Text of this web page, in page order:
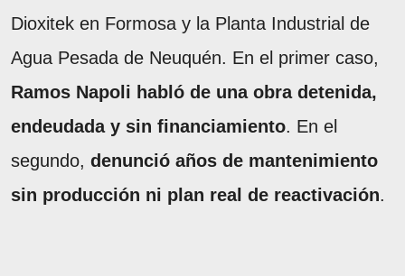
Dioxitek en Formosa y la Planta Industrial de
Agua Pesada de Neuquén. En el primer caso,
Ramos Napoli habló de una obra detenida,
endeudada y sin financiamiento. En el
segundo, denunció años de mantenimiento
sin producción ni plan real de reactivación.